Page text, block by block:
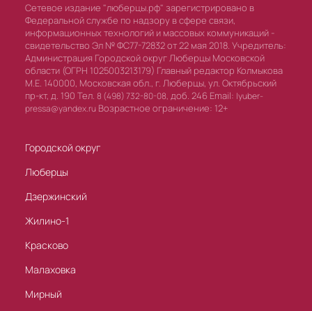
Сетевое издание "люберцы.рф" зарегистрировано в
Федеральной службе по надзору в сфере связи,
информационных технологий и массовых коммуникаций -
свидетельство Эл № ФС77-72832 от 22 мая 2018. Учредитель:
Администрация Городской округ Люберцы Московской
области (ОГРН 1025003213179) Главный редактор Колмыкова
М.Е. 140000, Московская обл., г. Люберцы, ул. Октябрьский
пр-кт, д. 190 Тел. 8 (498) 732-80-08, доб. 246 Email: lyuber-
pressa@yandex.ru Возрастное ограничение: 12+
Городской округ
Люберцы
Дзержинский
Жилино-1
Красково
Малаховка
Мирный